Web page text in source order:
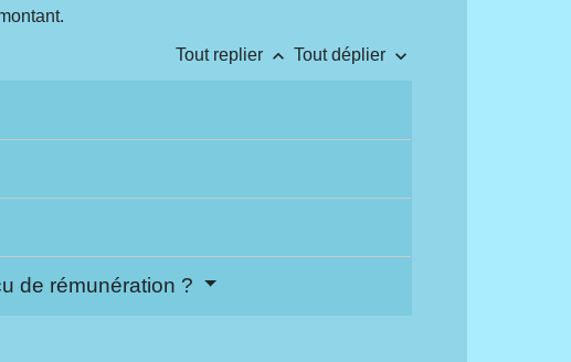
Tout replier keyboard_arrow_up Tout déplier keyboard_arrow_down
de rémunération ?